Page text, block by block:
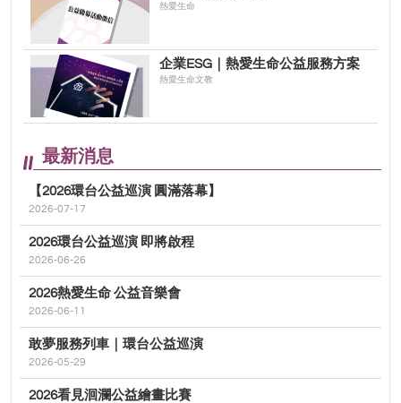
熱愛生命
企業ESG｜熱愛生命公益服務方案
熱愛生命文教
最新消息
【2026環台公益巡演 圓滿落幕】
2026-07-17
2026環台公益巡演 即將啟程
2026-06-26
2026熱愛生命 公益音樂會
2026-06-11
敢夢服務列車｜環台公益巡演
2026-05-29
2026看見洄瀾公益繪畫比賽